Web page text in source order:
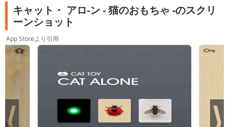
キャット・ アロ-ン - 猫のおもちゃ -のスクリ
ーンショット
App Storeより引用